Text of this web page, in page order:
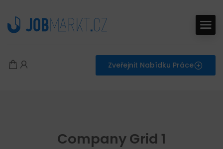
Zveřejnit Nabídku Práce
Company Grid 1